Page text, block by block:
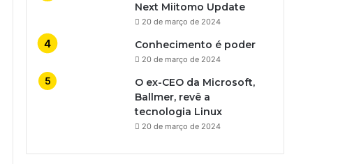
Next Miitomo Update
20 de março de 2024
Conhecimento é poder
20 de março de 2024
O ex-CEO da Microsoft,
Ballmer, revê a
tecnologia Linux
20 de março de 2024